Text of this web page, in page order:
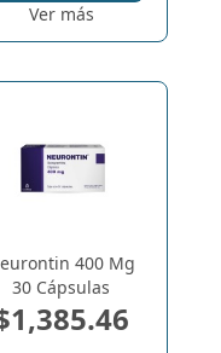
Ver más
400 Mg
30 Cápsulas